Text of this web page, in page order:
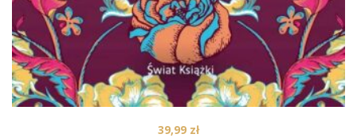
39,99 zł